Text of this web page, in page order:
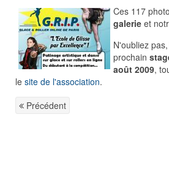
Ces 117
galerie et
N'oubliez
prochain
août 2009,
le site de l'association.
Précédent